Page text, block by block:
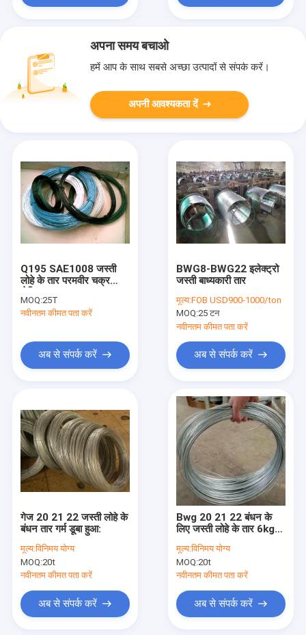
अपना समय बचाओ
हमें आप के साथ सबसे अच्छा उत्पादों से संपर्क करें।
अपनी आवश्यकता दें
Q195 SAE1008 जस्ती
लोहे के तार परमवीर चक्र
MOQ:25T
नवीनतम कीमत पता करें
अब से संपर्क करें
BWG8-BWG22 इलेक्ट्रो
जस्ती बाध्यकारी तार
मूल्य:FOB USD900-1000/ton
MOQ:25 टन
नवीनतम कीमत पता करें
अब से संपर्क करें
गेज 20 21 22 जस्ती लोहे के
बंधन तार गर्म डूबा हुआ:
मूल्य:विनिमय योग्य
MOQ:20t
नवीनतम कीमत पता करें
अब से संपर्क करें
Bwg 20 21 22 बंधन के
लिए जस्ती लोहे के तार 6kg
6.5kg 7kg
मूल्य:विनिमय योग्य
MOQ:20t
नवीनतम कीमत पता करें
अब से संपर्क करें